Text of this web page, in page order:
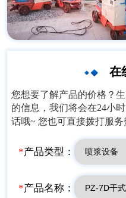
在
您想要了解产品的价格？
的信息，我们将会在24小
话哦~ 您也可直接拨打服务
*产品类型：
*产品名称：